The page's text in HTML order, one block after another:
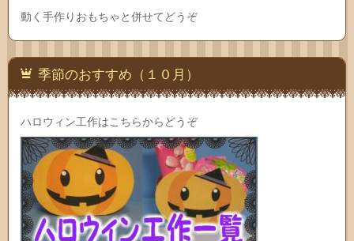
動く手作りおもちゃと併せてどうぞ
季節のおすすめ（１０月）
ハロウィン工作はこちらからどうぞ